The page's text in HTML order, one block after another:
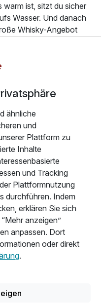
warm ist, sitzt du sicher
Wasser. Und danach
Whisky-Angebot
auch „Cheers!“
hat, nennt man
immer wieder neu
kommen
und frischer auf
gemeinsam, könnt am
teilen. Perfekt dazu:
Karte des Hauses.
Top-50-Whisky-
Hotel Potsdam. Rund
im Regal – darunter
Spezialisten, wenn es um
Whiskybotschafter)
ähnliche
und
Plattform zu
Inhalte
und Tracking
Plattformnutzung
durchführen. Indem
erklären Sie sich
anzeigen”
anpassen. Dort
oder direkt
.